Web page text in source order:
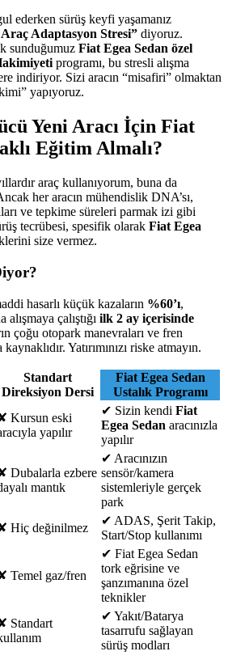
ederken sürüş keyfi yaşamanız
Adaptasyon Stresi” diyoruz.
sunduğumuz Fiat Egea Sedan özel
programı, bu stresli alışma
indiriyor. Sizi aracın “misafiri” olmaktan
yapıyoruz.
Yeni Aracı İçin Fiat
Eğitim Almalı?
araç kullanıyorum, buna da
her aracın mühendislik DNA’sı,
ve tepkime süreleri parmak izi gibi
tecrübesi, spesifik olarak Fiat Egea
size vermez.
hasarlı küçük kazaların %60’ı,
çalıştığı ilk 2 ay içerisinde
çoğu otopark manevraları ve fren
Yatırımınızı riske atmayın.
Standart
Direksiyon Dersi
Fiat Egea Sedan
Ustalık Programı
Kursun eski
yapılır
✔ Sizin kendi Fiat
Egea Sedan aracınızla
yapılır
Dubalarla ezbere
mantık
✔ Aracınızın
sensör/kamera
sistemleriyle gerçek
park
Hiç değinilmez
✔ ADAS, Şerit Takip,
Start/Stop kullanımı
Temel gaz/fren
✔ Fiat Egea Sedan
tork eğrisine ve
şanzımanına özel
teknikler
Standart
✔ Yakıt/Batarya
tasarrufu sağlayan
sürüş modları